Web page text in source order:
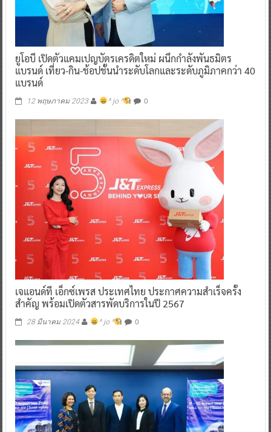
ยูโอบี เปิดตัวแคมเปญบัตรเครดิตใหม่ ผนึกกำลังพันธมิตร
แบรนด์ เที่ยว-กิน-ช้อปชั้นนำระดับโลกและระดับภูมิภาคกว่า 40
แบรนด์
12 พฤษภาคม 2023 ^ jo ^ 0
เจแอนด์ที เอ็กซ์เพรส ประเทศไทย ประกาศความสำเร็จครั้ง
สำคัญ พร้อมเปิดตัวสารพัดบริการในปี 2567
28 มีนาคม 2024 ^ jo ^ 0